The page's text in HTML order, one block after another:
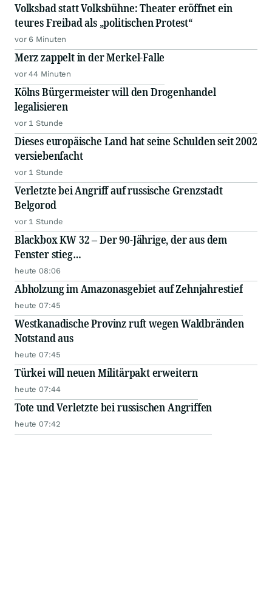
Volksbad statt Volksbühne: Theater eröffnet ein
teures Freibad als „politischen Protest“
vor 6 Minuten
Merz zappelt in der Merkel-Falle
vor 44 Minuten
Kölns Bürgermeister will den Drogenhandel
legalisieren
vor 1 Stunde
Dieses europäische Land hat seine Schulden seit 2002
versiebenfacht
vor 1 Stunde
Verletzte bei Angriff auf russische Grenzstadt
Belgorod
vor 1 Stunde
Blackbox KW 32 – Der 90-Jährige, der aus dem
Fenster stieg…
heute 08:06
Abholzung im Amazonasgebiet auf Zehnjahrestief
heute 07:45
Westkanadische Provinz ruft wegen Waldbränden
Notstand aus
heute 07:45
Türkei will neuen Militärpakt erweitern
heute 07:44
Tote und Verletzte bei russischen Angriffen
heute 07:42